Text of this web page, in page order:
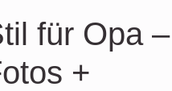
für Opa –
+